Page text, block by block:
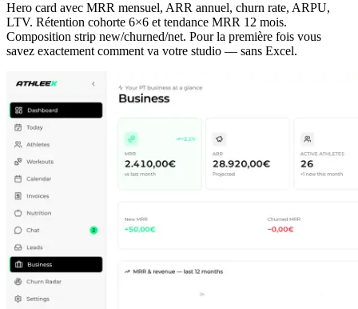
Hero card avec MRR mensuel, ARR annuel, churn rate, ARPU,
LTV. Rétention cohorte 6×6 et tendance MRR 12 mois.
Composition strip new/churned/net. Pour la première fois vous
savez exactement comment va votre studio — sans Excel.